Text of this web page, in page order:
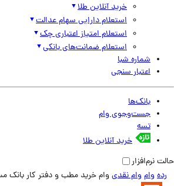
خرید آنلاین طلا
استعلام دارایی سهام عدالت
استعلام امتیاز اعتباری چک
استعلام ضمانت‌های بانکی
شماره شبا
اعتبار سنجی
بانک‌ها
جست‌وجوی وام
تسه
خرید آنلاین طلا
وام وام نقدیوام خرید مطب و دفتر کار بانک مسکن